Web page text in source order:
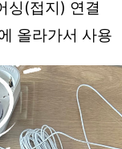
싱(접지) 연결
올라가서 사용